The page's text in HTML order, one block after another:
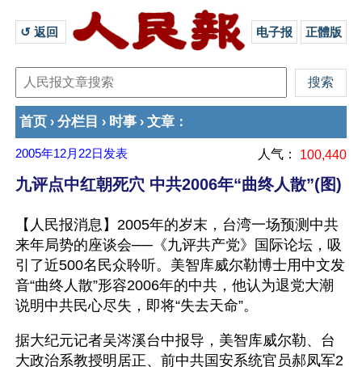
↺ 返回 电子报 正體版
首页 › 分栏目 › 时事 › 文章 ：
2005年12月22日 发表 人气： 100,440
九评点中红朝死穴 中共2006年“曲终人散”(图)
【人民报消息】2005年的岁末，台湾一场预测中共
来年局势的座谈会──《九评共产党》国际论坛，吸
引了近500名民众聆听。美智库威尔勒博士用中文发
音“曲终人散”形容2006年的中共，他认为退党大潮
说明中共民心尽失，即将“失去天命”。
据大纪元记者吴涔溪台中报导，美智库威尔勒、台
大政治系教授明居正、前中共国安系统官员郝凤军2